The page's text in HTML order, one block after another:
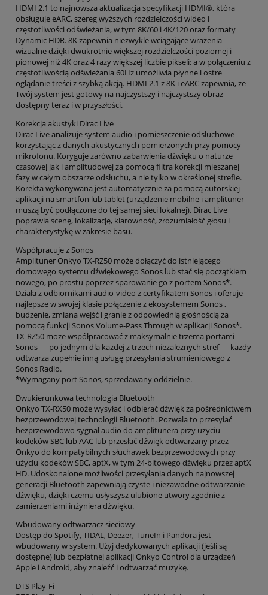
HDMI 2.1 to najnowsza aktualizacja specyfikacji HDMI®, która
obsługuje eARC, szereg wyższych rozdzielczości wideo i
częstotliwości odświeżania, w tym 8K/60 i 4K/120 oraz formaty
Dynamic HDR. 8K zapewnia niezwykle wciągające wrażenia
wizualne dzięki dwukrotnie większej rozdzielczości poziomej i
pionowej niż 4K oraz 4 razy większej liczbie pikseli; a w połączeniu z
częstotliwością odświeżania 60Hz umożliwia płynne i ostre
oglądanie treści z szybką akcją. HDMI 2.1 z 8K i eARC zapewnia, że
Twój system jest gotowy na najczystszy i najczystszy obraz
dostępny teraz i w przyszłości.
Korekcja akustyki Dirac Live
Dirac Live analizuje system audio i pomieszczenie odsłuchowe
korzystając z danych akustycznych pomierzonych przy pomocy
mikrofonu. Koryguje zarówno zabarwienia dźwięku o naturze
czasowej jak i amplitudowej za pomocą filtra korekcji mieszanej
fazy w całym obszarze odsłuchu, a nie tylko w określonej strefie.
Korekta wykonywana jest automatycznie za pomocą autorskiej
aplikacji na smartfon lub tablet (urządzenie mobilne i amplituner
muszą być podłączone do tej samej sieci lokalnej). Dirac Live
poprawia scenę, lokalizację, klarowność, zrozumiałość głosu i
charakterystykę w zakresie basu.
Współpracuje z Sonos
Amplituner Onkyo TX-RZ50 może dołączyć do istniejącego
domowego systemu dźwiękowego Sonos lub stać się początkiem
nowego, po prostu poprzez sparowanie go z portem Sonos*.
Działa z odbiornikami audio-video z certyfikatem Sonos i oferuje
najlepsze w swojej klasie połączenie z ekosystemem Sonos ,
budzenie, zmiana wejść i granie z odpowiednią głośnością za
pomocą funkcji Sonos Volume-Pass Through w aplikacji Sonos*.
TX-RZ50 może współpracować z maksymalnie trzema portami
Sonos — po jednym dla każdej z trzech niezależnych stref — każdy
odtwarza zupełnie inną usługę przesyłania strumieniowego z
Sonos Radio.
*Wymagany port Sonos, sprzedawany oddzielnie.
Dwukierunkowa technologia Bluetooth
Onkyo TX-RX50 może wysyłać i odbierać dźwięk za pośrednictwem
bezprzewodowej technologii Bluetooth. Pozwala to przesyłać
bezprzewodowo sygnał audio do amplitunera przy użyciu
kodeków SBC lub AAC lub przesłać dźwięk odtwarzany przez
Onkyo do kompatybilnych słuchawek bezprzewodowych przy
użyciu kodeków SBC, aptX, w tym 24-bitowego dźwięku przez aptX
HD. Udoskonalone możliwości przesyłania danych najnowszej
generacji Bluetooth zapewniają czyste i niezawodne odtwarzanie
dźwięku, dzięki czemu usłyszysz ulubione utwory zgodnie z
zamierzeniami inżyniera dźwięku.
Wbudowany odtwarzacz sieciowy
Dostęp do Spotify, TIDAL, Deezer, TuneIn i Pandora jest
wbudowany w system. Użyj dedykowanych aplikacji (jeśli są
dostępne) lub bezpłatnej aplikacji Onkyo Control dla urządzeń
Apple i Android, aby znaleźć i odtwarzać muzykę.
DTS Play-Fi